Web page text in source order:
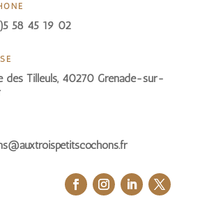
58 45 19 02
des Tilleuls, 40270 Grenade-sur-